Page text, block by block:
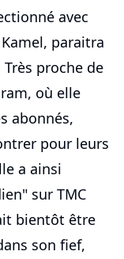
avec
paraitra
proche de
où elle
abonnés,
pour leurs
a ainsi
sur TMC
bientôt être
son fief,